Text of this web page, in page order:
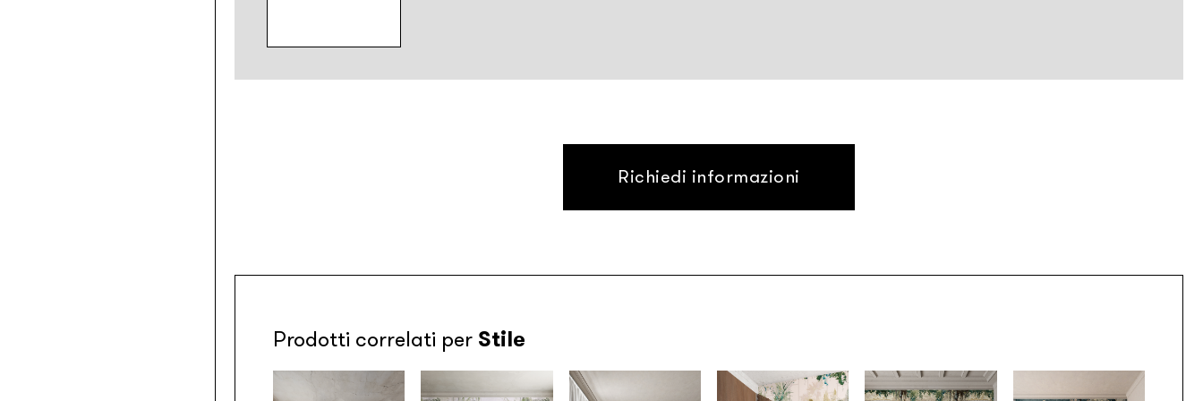
Richiedi informazioni
Prodotti correlati per Stile